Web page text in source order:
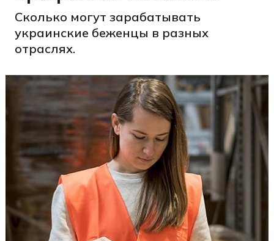
Сколько могут зарабатывать
украинские беженцы в разных
отраслях.